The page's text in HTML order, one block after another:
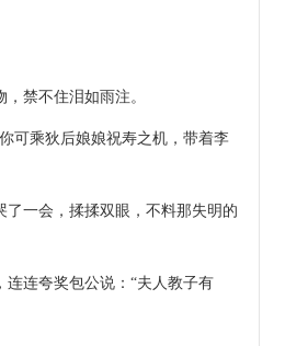
禁不住泪如雨注。
可乘狄后娘娘祝寿之机，带着李
一会，揉揉双眼，不料那失明的
连夸奖包公说：“夫人教子有